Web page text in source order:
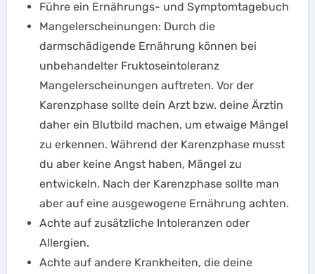
Führe ein Ernährungs- und Symptomtagebuch
Mangelerscheinungen: Durch die
darmschädigende Ernährung können bei
unbehandelter Fruktoseintoleranz
Mangelerscheinungen auftreten. Vor der
Karenzphase sollte dein Arzt bzw. deine Ärztin
daher ein Blutbild machen, um etwaige Mängel
zu erkennen. Während der Karenzphase musst
du aber keine Angst haben, Mängel zu
entwickeln. Nach der Karenzphase sollte man
aber auf eine ausgewogene Ernährung achten.
Achte auf zusätzliche Intoleranzen oder
Allergien.
Achte auf andere Krankheiten, die deine